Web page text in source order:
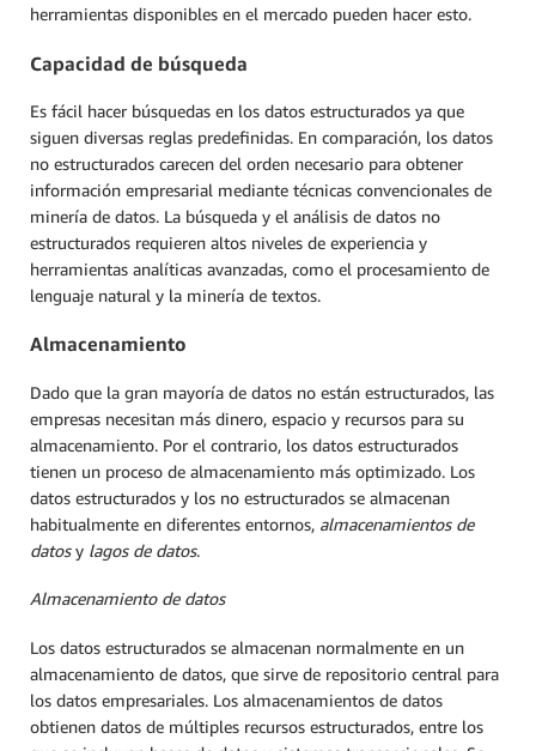
herramientas disponibles en el mercado pueden hacer esto.
Capacidad de búsqueda
Es fácil hacer búsquedas en los datos estructurados ya que
siguen diversas reglas predefinidas. En comparación, los datos
no estructurados carecen del orden necesario para obtener
información empresarial mediante técnicas convencionales de
minería de datos. La búsqueda y el análisis de datos no
estructurados requieren altos niveles de experiencia y
herramientas analíticas avanzadas, como el procesamiento de
lenguaje natural y la minería de textos.
Almacenamiento
Dado que la gran mayoría de datos no están estructurados, las
empresas necesitan más dinero, espacio y recursos para su
almacenamiento. Por el contrario, los datos estructurados
tienen un proceso de almacenamiento más optimizado. Los
datos estructurados y los no estructurados se almacenan
habitualmente en diferentes entornos, almacenamientos de
datosy lagos de datos.
Almacenamiento de datos
Los datos estructurados se almacenan normalmente en un
almacenamiento de datos, que sirve de repositorio central para
los datos empresariales. Los almacenamientos de datos
obtienen datos de múltiples recursos estructurados, entre los